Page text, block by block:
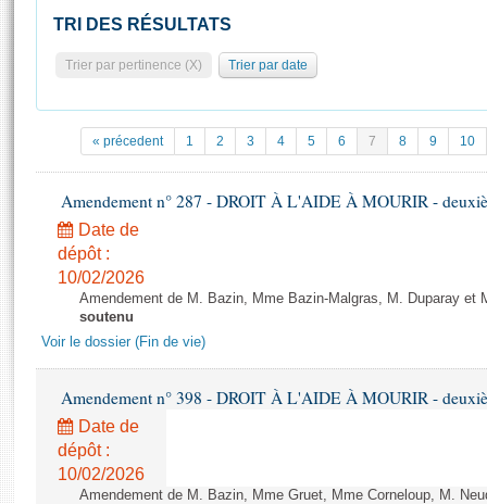
Pétitions
Projets de loi
Propositions de loi
Amendements
Textes adoptés
Rapports d'information
Rapports d'enquête
Rapports législatifs
Rapports sur l'application des lois
Baromètre de l’application des lois
Statistiques et chiffres clés
Documents de référence
( Constitution | Règlement de l'Assemblée ... )
Histoire
Juniors
Anciennes législatures
Liens vers les sites publics
La Bibliothèque
Contacts et plan d'accès
Photos libres de droit
TRI DES RÉSULTATS
Trier par pertinence (X) Trier par date
« précedent 1 2 3 4 5 6 7 8 9 10
Amendement n° 287 - DROIT À L'AIDE À MOURIR -
Date de
dépôt :
10/02/2026
Amendement de M. Bazin, Mme Bazin-Malgras, M. Duparay et
soutenu
Voir le dossier (Fin de vie)
Amendement n° 398 - DROIT À L'AIDE À MOURIR -
Date de
dépôt :
10/02/2026
Amendement de M. Bazin, Mme Gruet, Mme Corneloup, M.